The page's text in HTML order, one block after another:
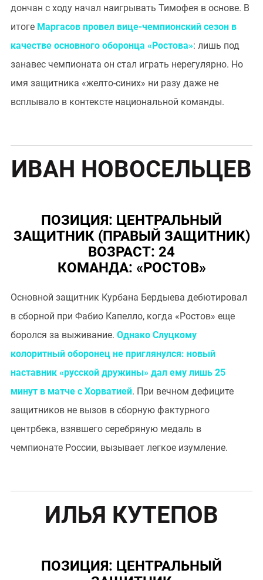
дончан с ходу начал наигрывать Тимофея в основе. В
итоге Маргасов провел вице-чемпионский сезон в
качестве основного оборонца «Ростова»: лишь под
занавес чемпионата он стал играть нерегулярно. Но
имя защитника «желто-синих» ни разу даже не
всплывало в контексте национальной команды.
ИВАН НОВОСЕЛЬЦЕВ
ПОЗИЦИЯ: ЦЕНТРАЛЬНЫЙ
ЗАЩИТНИК (ПРАВЫЙ ЗАЩИТНИК)
ВОЗРАСТ: 24
КОМАНДА: «РОСТОВ»
Основной защитник Курбана Бердыева дебютировал
в сборной при Фабио Капелло, когда «Ростов» еще
боролся за выживание. Однако Слуцкому
колоритный оборонец не приглянулся: новый
наставник «русской дружины» дал ему лишь 25
минут в матче с Хорватией. При вечном дефиците
защитников не вызов в сборную фактурного
центрбека, взявшего серебряную медаль в
чемпионате России, вызывает легкое изумление.
ИЛЬЯ КУТЕПОВ
ПОЗИЦИЯ: ЦЕНТРАЛЬНЫЙ